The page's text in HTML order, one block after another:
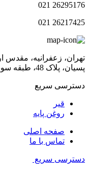
26295176 021
26217425 021
تهران، زعفرانیه، مقدس
پسیان، پلاک 48، طبقه سوم جنوبی
دسترسی سریع
قیر
روغن پایه
صفحه اصلی
تماس با ما
دسترسی سریع